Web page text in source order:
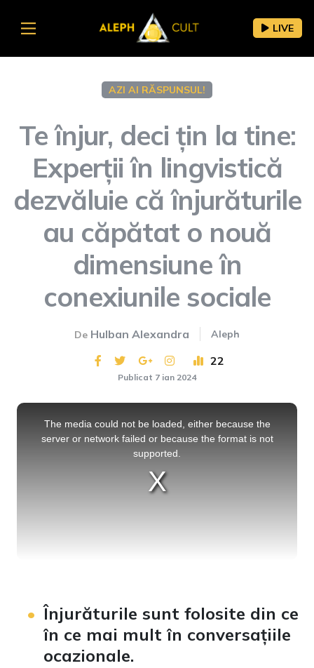
LIVE
AZI AI RĂSPUNSUL!
Te înjur, deci țin la tine:
Experții în lingvistică
dezvăluie că înjurăturile
au căpătat o nouă
dimensiune în
conexiunile sociale
De Hulban Alexandra Aleph
22
Publicat 7 ian 2024
This
The media could not be loaded, either because the
server or network failed or because the format is not
supported.
Înjurăturile sunt folosite din ce
în ce mai mult în conversațiile
ocazionale.